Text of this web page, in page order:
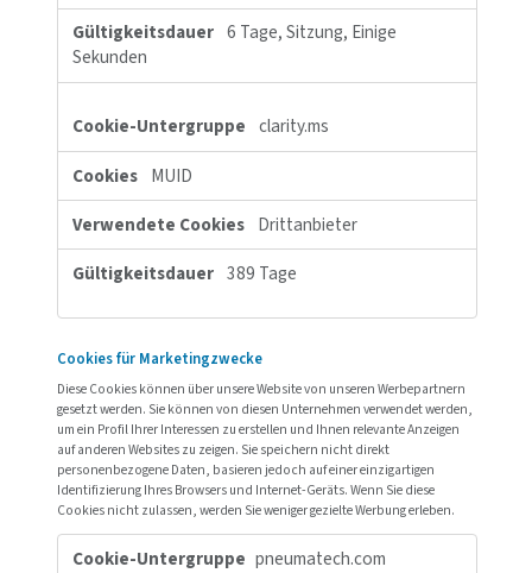
_clsk, _ga,__fx
,_clck
Erstanbieter
Einige Sekunden, 399
399 Tage, 729 Tage, 399 Tage, 364 Tage
Funktionelle Cookies
Mit diesen Cookies ist die Website in der Lage, erweiterte
und Personalisierung bereitzustellen. Sie können von uns oder
Drittanbietern gesetzt werden, deren Dienste wir auf unseren
verwenden. Wenn Sie diese Cookies nicht zulassen,
oder alle dieser Dienste möglicherweise nicht einwandfrei.